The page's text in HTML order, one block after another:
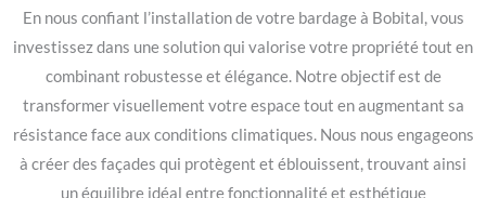
En nous confiant l’installation de votre bardage à Bobital, vous
investissez dans une solution qui valorise votre propriété tout en
combinant robustesse et élégance. Notre objectif est de
transformer visuellement votre espace tout en augmentant sa
résistance face aux conditions climatiques. Nous nous engageons
à créer des façades qui protègent et éblouissent, trouvant ainsi
un équilibre idéal entre fonctionnalité et esthétique